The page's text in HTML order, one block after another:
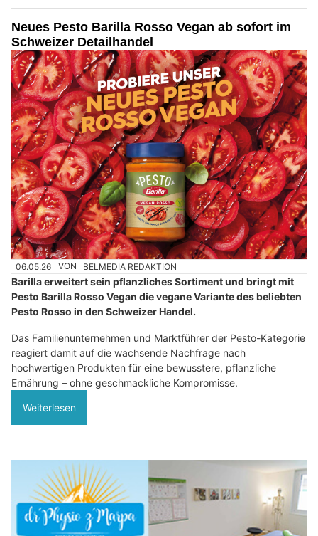
Neues Pesto Barilla Rosso Vegan ab sofort im
Schweizer Detailhandel
06.05.26 VON BELMEDIA REDAKTION
Barilla erweitert sein pflanzliches Sortiment und bringt mit
Pesto Barilla Rosso Vegan die vegane Variante des beliebten
Pesto Rosso in den Schweizer Handel.
Das Familienunternehmen und Marktführer der Pesto-Kategorie
reagiert damit auf die wachsende Nachfrage nach
hochwertigen Produkten für eine bewusstere, pflanzliche
Ernährung – ohne geschmackliche Kompromisse.
Weiterlesen